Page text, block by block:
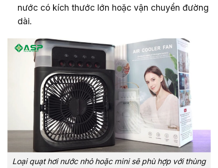
nước có kích thước lớn hoặc vận chuyển đường
dài.
Loại quạt hơi nước nhỏ hoặc mini sẽ phù hợp với thùng